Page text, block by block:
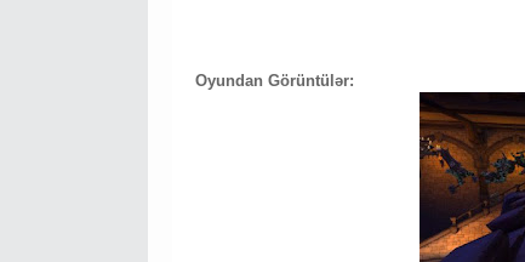
Oyundan Görüntülər: